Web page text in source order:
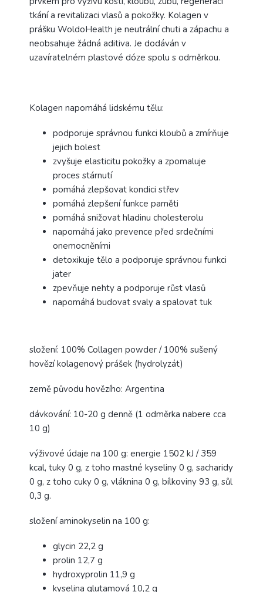
tkání a revitalizaci vlasů a pokožky. Kolagen v
prášku WoldoHealth je neutrální chuti a zápachu a
neobsahuje žádná aditiva. Je dodáván v
uzavíratelném plastové dóze spolu s odměrkou.
Kolagen napomáhá lidskému tělu:
podporuje správnou funkci kloubů a zmírňuje
jejich bolest
zvyšuje elasticitu pokožky a zpomaluje
proces stárnutí
pomáhá zlepšovat kondici střev
pomáhá zlepšení funkce paměti
pomáhá snižovat hladinu cholesterolu
napomáhá jako prevence před srdečními
onemocněními
detoxikuje tělo a podporuje správnou funkci
jater
zpevňuje nehty a podporuje růst vlasů
napomáhá budovat svaly a spalovat tuk
složení: 100% Collagen powder / 100% sušený
hovězí kolagenový prášek (hydrolyzát)
země původu hovězího: Argentina
dávkování: 10-20 g denně (1 odměrka nabere cca
10 g)
výživové údaje na 100 g: energie 1502 kJ / 359
kcal, tuky 0 g, z toho mastné kyseliny 0 g, sacharidy
0 g, z toho cuky 0 g, vláknina 0 g, bílkoviny 93 g, sůl
0,3 g.
složení aminokyselin na 100 g:
glycin 22,2 g
prolin 12,7 g
hydroxyprolin 11,9 g
kyselina glutamová 10,2 g